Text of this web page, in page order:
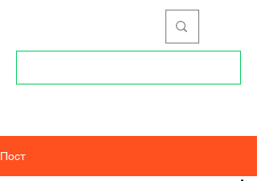
Пост